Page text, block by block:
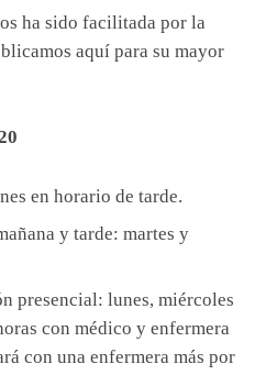
ha sido facilitada por la
aquí para su mayor
en horario de tarde.
y tarde: martes y
presencial: lunes, miércoles
con médico y enfermera
con una enfermera más por